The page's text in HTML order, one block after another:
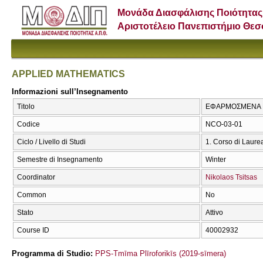
Μονάδα Διασφάλισης Ποιότητας
Αριστοτέλειο Πανεπιστήμιο
APPLIED MATHEMATICS
Informazioni sull’Insegnamento
Titolo ΕΦΑΡΜΟΣΜΕΝΑ
Codice NCO-03-01
Ciclo / Livello di Studi 1. Corso di
Semestre di Insegnamento Winter
Coordinator Nikolaos Tsitsas
Common No
Stato Attivo
Course ID 40002932
Programma di Studio: PPS-Tmīma Plīroforikīs (2019-sīmera)